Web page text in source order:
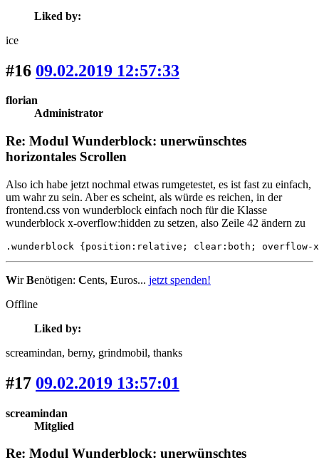
Liked by:
ice
#16 09.02.2019 12:57:33
florian
Administrator
Re: Modul Wunderblock: unerwünschtes
horizontales Scrollen
Also ich habe jetzt nochmal etwas rumgetestet, es ist fast zu einfach,
um wahr zu sein. Aber es scheint, als würde es reichen, in der
frontend.css von wunderblock einfach noch für die Klasse
wunderblock x-overflow:hidden zu setzen, also Zeile 42 ändern zu
.wunderblock {position:relative; clear:both; overflow-
WirBenötigen: Cents, Euros... jetzt spenden!
Offline
Liked by:
screamindan, berny, grindmobil, thanks
#17 09.02.2019 13:57:01
screamindan
Mitglied
Re: Modul Wunderblock: unerwünschtes